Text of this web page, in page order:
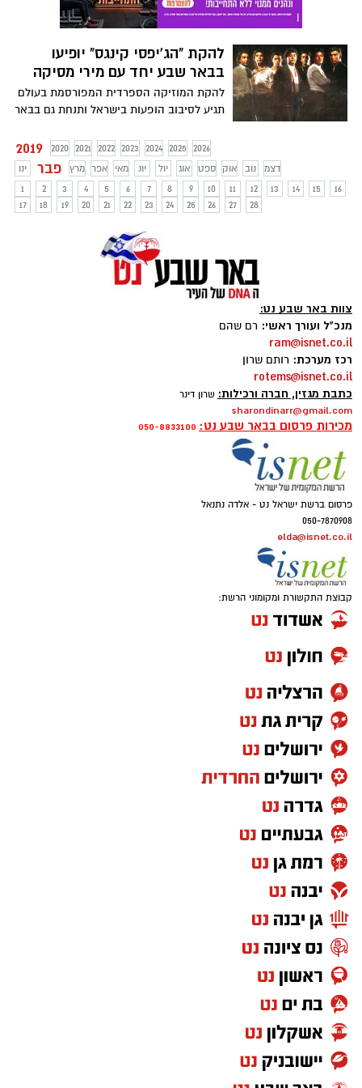
להקת "הג'יפסי קינגס" יופיעו
בבאר שבע יחד עם מירי מסיקה
להקת המוזיקה הספרדית המפורסמת בעולם
תגיע לסיבוב הופעות בישראל ותנחת גם בבאר
מלווה ב-10 נגנים, ולראשונה בתולדותיה תארח
אומן ישראלי
2019 2020 2021 2022 2023 2024 2025
2026
ינו
פבר מרץ אפר מאי יונ יול אוג ספט אוק נוב
דצמ
1
2 3 4 5 6 7 8 9 10 11 12 13 14 15
16
17
18 19 20 21 22 23 24 25 26 27 28
צוות באר שבע נט:
מנכ"ל ועורך ראשי: רם שהם
ram@isnet.co.il
רכז מערכת: רותם שרון
rotems@isnet.co.il
כתבת מגזין, חברה ורכילות: שרון דינר
sharondinarr@gmail.com
מכירות פרסום בבאר שבע נט: 050-8833100
פרסום ברשת ישראל נט - אלדה נתנאל
050-7870908
elda@isnet.co.il
קבוצת התקשורת ומקומוני הרשת: